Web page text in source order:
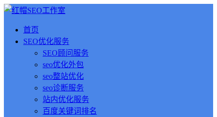
首页
SEO优化服务
SEO顾问服务
seo优化外包
seo整站优化
seo诊断服务
站内优化服务
百度关键词排名